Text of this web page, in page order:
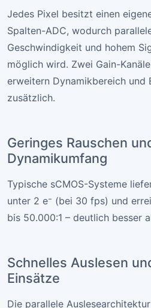
Jedes Pixel besitzt einen
Spalten-ADC, wodurch
Geschwindigkeit und hohem
möglich wird. Zwei Gain-
erweitern Dynamikbereich und
zusätzlich.
Geringes Rauschen
Dynamikumfang
Typische sCMOS-Systeme
unter 2 e⁻ (bei 30 fps) und
bis 50.000:1 – deutlich besser
Schnelles Auslesen
Einsätze
Die parallele